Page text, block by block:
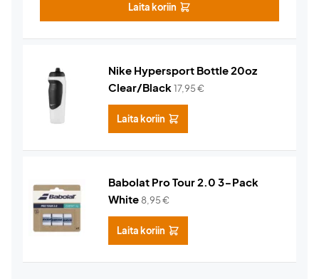
Laita koriin
Nike Hypersport Bottle 20oz
Clear/Black17,95€
Laita koriin
Babolat Pro Tour 2.0 3-Pack
White 8,95€
Laita koriin